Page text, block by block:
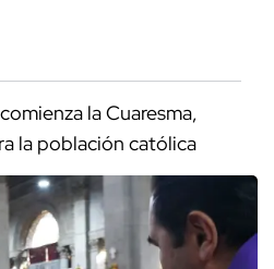
la Cuaresma,
la población católica